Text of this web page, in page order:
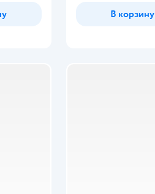
В корзину